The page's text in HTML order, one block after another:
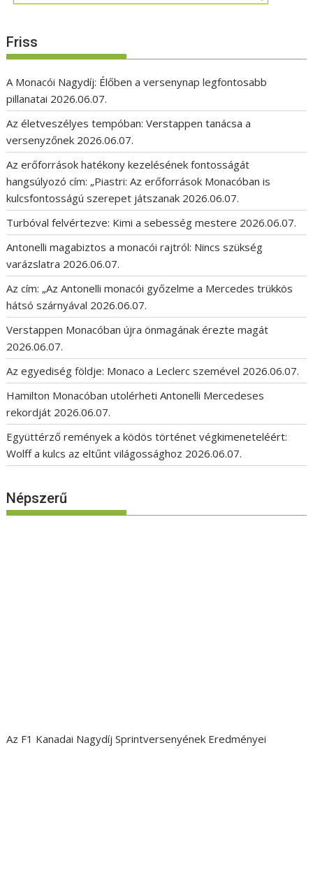
Friss
A Monacói Nagydíj: Élőben a versenynap legfontosabb
pillanatai 2026.06.07.
Az életveszélyes tempóban: Verstappen tanácsa a
versenyzőnek 2026.06.07.
Az erőforrások hatékony kezelésének fontosságát
hangsúlyozó cím: „Piastri: Az erőforrások Monacóban is
kulcsfontosságú szerepet játszanak 2026.06.07.
Turbóval felvértezve: Kimi a sebesség mestere 2026.06.07.
Antonelli magabiztos a monacói rajtról: Nincs szükség
varázslatra 2026.06.07.
Az cím: „Az Antonelli monacói győzelme a Mercedes trükkös
hátsó szárnyával 2026.06.07.
Verstappen Monacóban újra önmagának érezte magát
2026.06.07.
Az egyediség földje: Monaco a Leclerc szemével 2026.06.07.
Hamilton Monacóban utolérheti Antonelli Mercedeses
rekordját 2026.06.07.
Együttérző remények a ködös történet végkimeneteléért:
Wolff a kulcs az eltűnt világossághoz 2026.06.07.
Népszerű
Az F1 Kanadai Nagydíj Sprintversenyének Eredményei